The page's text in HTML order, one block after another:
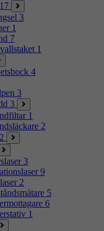
17
3
1
7
1
4
3
3
1
2
3
9
2
5
6
1